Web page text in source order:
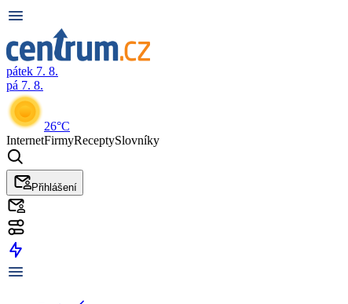
pátek 7. 8.
pá 7. 8.
26°C
InternetFirmyReceptySlovníky
Přihlášení